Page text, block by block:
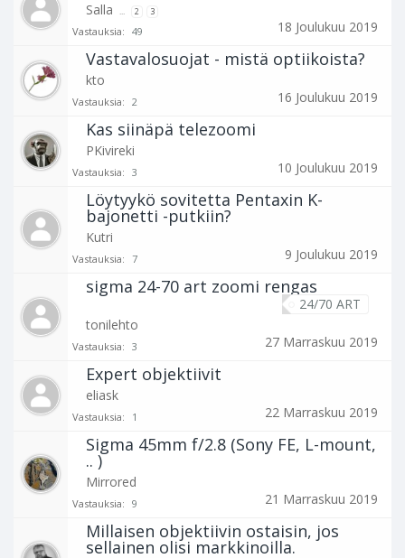
Salla ... 2 3
Vastauksia: 49 18 Joulukuu 2019
Vastavalosuojat - mistä optiikoista?
kto
Vastauksia: 2 16 Joulukuu 2019
Kas siinäpä telezoomi
PKivireki
Vastauksia: 3 10 Joulukuu 2019
Löytyykö sovitetta Pentaxin K-
bajonetti -putkiin?
Kutri
Vastauksia: 7 9 Joulukuu 2019
sigma 24-70 art zoomi rengas
24/70 ART
tonilehto
Vastauksia: 3 27 Marraskuu 2019
Expert objektiivit
eliask
Vastauksia: 1 22 Marraskuu 2019
Sigma 45mm f/2.8 (Sony FE, L-mount,
.. )
Mirrored
Vastauksia: 9 21 Marraskuu 2019
Millaisen objektiivin ostaisin, jos
sellainen olisi markkinoilla.